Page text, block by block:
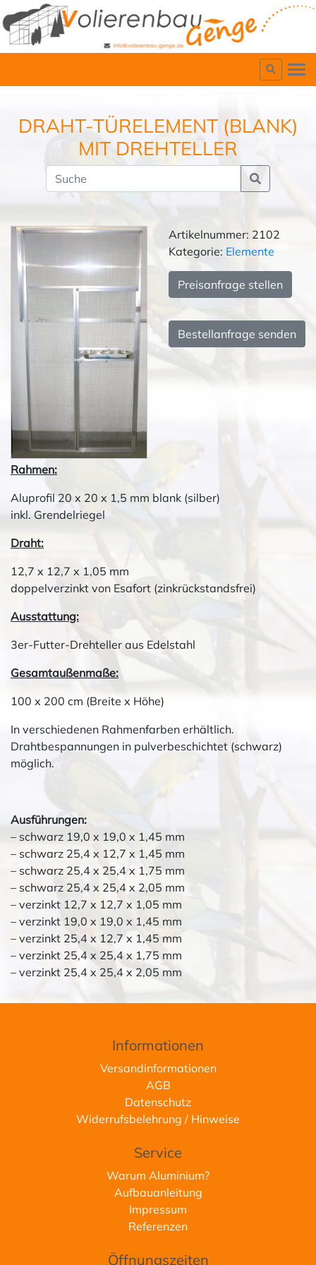
DRAHT-TÜRELEMENT (BLANK)
MIT DREHTELLER
Artikelnummer: 2102
Kategorie: Elemente
Preisanfrage stellen
Bestellanfrage senden
Rahmen:
Aluprofil 20 x 20 x 1,5 mm blank (silber)
inkl. Grendelriegel
Draht:
12,7 x 12,7 x 1,05 mm
doppelverzinkt von Esafort (zinkrückstandsfrei)
Ausstattung:
3er-Futter-Drehteller aus Edelstahl
Gesamtaußenmaße:
100 x 200 cm (Breite x Höhe)
In verschiedenen Rahmenfarben erhältlich.
Drahtbespannungen in pulverbeschichtet (schwarz)
möglich.
Ausführungen:
– schwarz 19,0 x 19,0 x 1,45 mm
– schwarz 25,4 x 12,7 x 1,45 mm
– schwarz 25,4 x 25,4 x 1,75 mm
– schwarz 25,4 x 25,4 x 2,05 mm
– verzinkt 12,7 x 12,7 x 1,05 mm
– verzinkt 19,0 x 19,0 x 1,45 mm
– verzinkt 25,4 x 12,7 x 1,45 mm
– verzinkt 25,4 x 25,4 x 1,75 mm
– verzinkt 25,4 x 25,4 x 2,05 mm
Informationen
Versandinformationen
AGB
Datenschutz
Widerrufsbelehrung / Hinweise
Service
Warum Aluminium?
Aufbauanleitung
Impressum
Referenzen
Öffnungszeiten